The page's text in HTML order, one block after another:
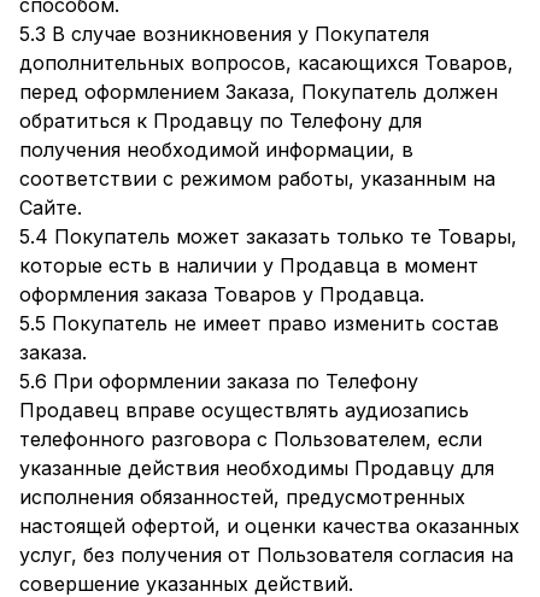
способом.
5.3 В случае возникновения у Покупателя
дополнительных вопросов, касающихся Товаров,
перед оформлением Заказа, Покупатель должен
обратиться к Продавцу по Телефону для
получения необходимой информации, в
соответствии с режимом работы, указанным на
Сайте.
5.4 Покупатель может заказать только те Товары,
которые есть в наличии у Продавца в момент
оформления заказа Товаров у Продавца.
5.5 Покупатель не имеет право изменить состав
заказа.
5.6 При оформлении заказа по Телефону
Продавец вправе осуществлять аудиозапись
телефонного разговора с Пользователем, если
указанные действия необходимы Продавцу для
исполнения обязанностей, предусмотренных
настоящей офертой, и оценки качества оказанных
услуг, без получения от Пользователя согласия на
совершение указанных действий.